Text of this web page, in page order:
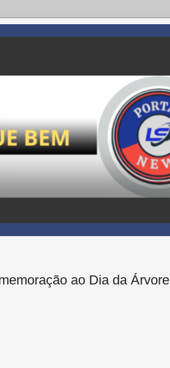
ao Dia da Árvore